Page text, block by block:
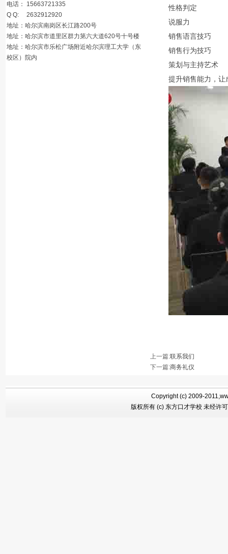
电话： 15663721335
Q Q: 2632912920
地址：哈尔滨南岗区长江路200号
地址：哈尔滨市道里区群力第六大道620号十号楼
地址：哈尔滨市乐松广场附近哈尔滨理工大学（东
校区）院内
性格判定
说服力
销售语言技巧
销售行为技巧
策划与主持艺术
提升销售能力，让
上一篇:联系我们
下一篇:商务礼仪
Copyright (c) 2009-
版权所有 (c) 东方口才学校 未经许